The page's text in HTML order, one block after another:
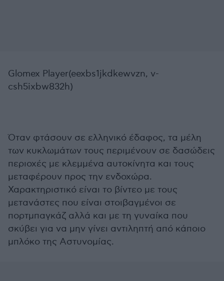
Glomex Player(eexbs1jkdkewvzn, v-
csh5ixbw832h)
Όταν φτάσουν σε ελληνικό έδαφος, τα μέλη
των κυκλωμάτων τους περιμένουν σε δασώδεις
περιοχές με κλεμμένα αυτοκίνητα και τους
μεταφέρουν προς την ενδοχώρα.
Χαρακτηριστικό είναι το βίντεο με τους
μετανάστες που είναι στοιβαγμένοι σε
πορτμπαγκάζ αλλά και με τη γυναίκα που
σκύβει για να μην γίνει αντιληπτή από κάποιο
μπλόκο της Αστυνομίας.